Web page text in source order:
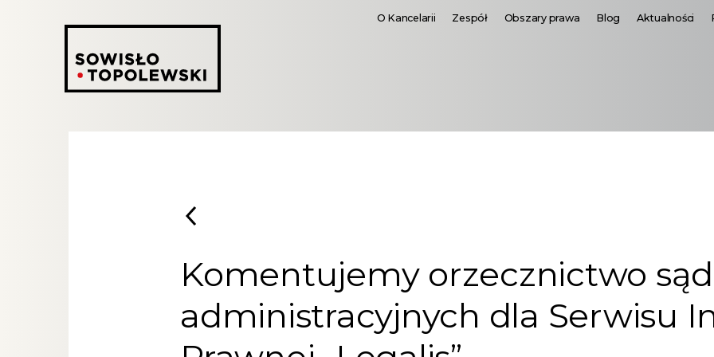
O Kancelarii Zespół Obszary prawa Blog Aktualności
Komentujemy orzecznictwo
administracyjnych dla Serwisu